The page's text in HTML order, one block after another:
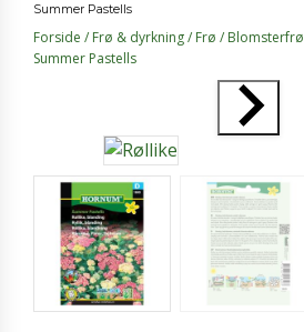
Forside / Frø & dyrkning/ Frø / Blomsterfrø
Summer Pastells
Summer Pastells